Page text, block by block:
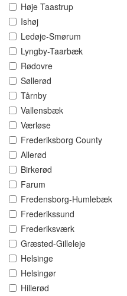
Høje Taastrup
Ishøj
Ledøje-Smørum
Lyngby-Taarbæk
Rødovre
Søllerød
Tårnby
Vallensbæk
Værløse
Frederiksborg County
Allerød
Birkerød
Farum
Fredensborg-Humlebæk
Frederikssund
Frederiksværk
Græsted-Gilleleje
Helsinge
Helsingør
Hillerød